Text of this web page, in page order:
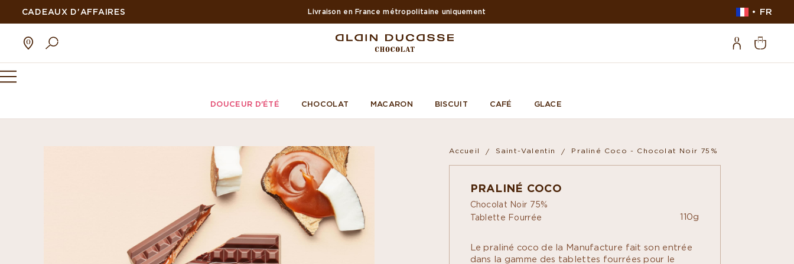
CADEAUX D'AFFAIRES Livraison en France métropolitaine uniquement FR
DOUCEUR D'ÉTÉ CHOCOLAT MACARON BISCUIT CAFÉ GLACE
Accueil Saint-Valentin Praliné Coco - Chocolat Noir 75%
PRALINÉ COCO
Chocolat Noir 75%
Tablette Fourrée
110g
Le praliné coco de la Manufacture fait son entrée
dans la gamme des tablettes fourrées pour le